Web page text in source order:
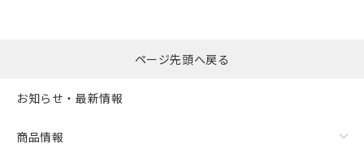
ページ先頭へ戻る
お知らせ・最新情報
商品情報